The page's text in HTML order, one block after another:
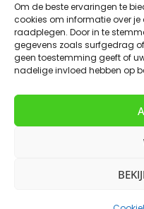
Om de beste ervaringen te
cookies om informatie over
raadplegen. Door in te
gegevens zoals surfgedrag of
geen toestemming geeft of
nadelige invloed hebben op
Alle rechten